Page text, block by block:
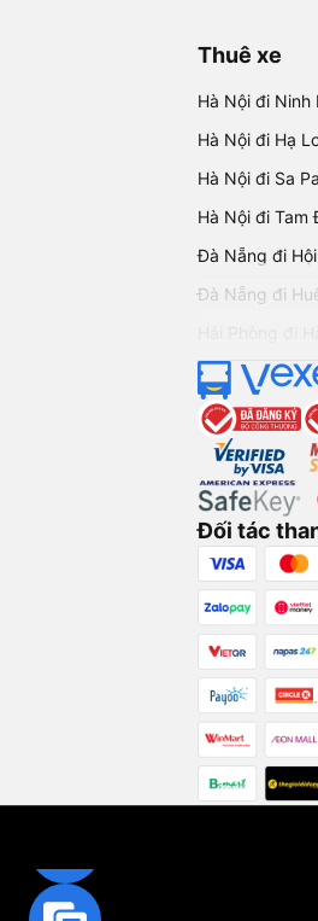
Thuê xe
Hà Nội đi Ninh
Hà Nội đi Hạ
Hà Nội đi Sa Pa
Hà Nội đi Tam
Đà Nẵng đi
Đà Nẵng đi
Đối tác